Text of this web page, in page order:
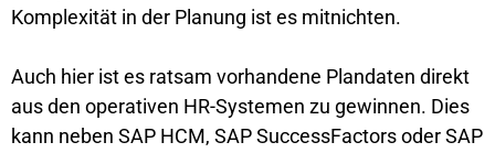
Komplexität in der Planung ist es mitnichten.
Auch hier ist es ratsam vorhandene Plandaten direkt
aus den operativen HR-Systemen zu gewinnen. Dies
kann neben SAP HCM, SAP SuccessFactors oder SAP